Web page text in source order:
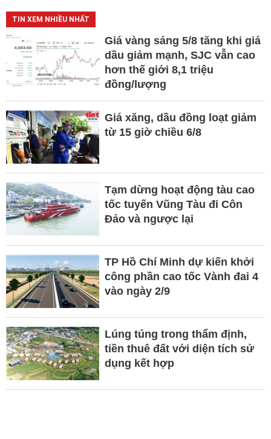
TIN XEM NHIỀU NHẤT
Giá vàng sáng 5/8 tăng khi giá
dầu giảm mạnh, SJC vẫn cao
hơn thế giới 8,1 triệu
đồng/lượng
Giá xăng, dầu đồng loạt giảm
từ 15 giờ chiều 6/8
Tạm dừng hoạt động tàu cao
tốc tuyến Vũng Tàu đi Côn
Đảo và ngược lại
TP Hồ Chí Minh dự kiến khởi
công phần cao tốc Vành đai 4
vào ngày 2/9
Lúng túng trong thẩm định,
tiền thuê đất với diện tích sử
dụng kết hợp